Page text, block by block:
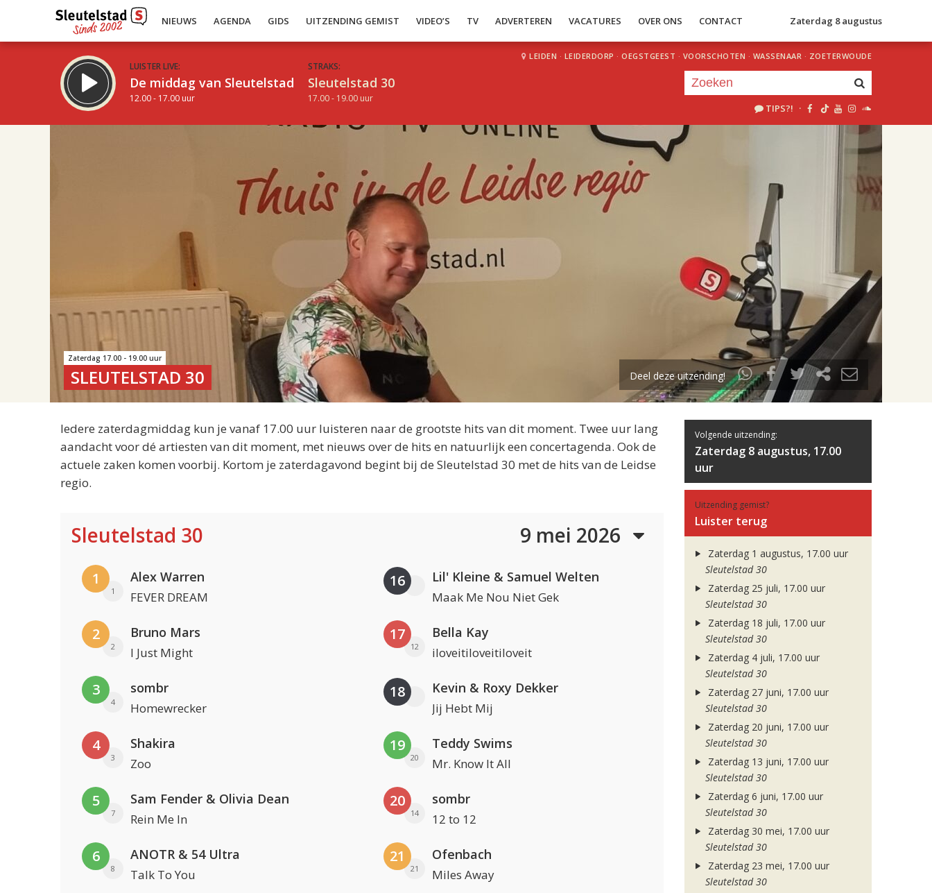
NIEUWS AGENDA GIDS UITZENDING GEMIST VIDEO’S TV ADVERTEREN VACATURES OVER ONS CONTACT Zaterdag 8 augustus
LUISTER LIVE:
De middag van Sleutelstad
12.00 - 17.00 uur
STRAKS:
Sleutelstad 30
17.00 - 19.00 uur
LEIDEN · LEIDERDORP · OEGSTGEEST · VOORSCHOTEN · WASSENAAR · ZOETERWOUDE
TIPS?! ·
uur 1 van 2
Volgend uur
Zaterdag 17.00 - 19.00 uur
SLEUTELSTAD 30 Deel deze uitzending!
Iedere zaterdagmiddag kun je vanaf 17.00 uur luisteren naar de grootste hits van dit moment. Twee uur lang
aandacht voor dé artiesten van dit moment, met nieuws over de hits en natuurlijk een concertagenda. Ook de
actuele zaken komen voorbij. Kortom je zaterdagavond begint bij de Sleutelstad 30 met de hits van de Leidse
regio.
Sleutelstad 30 9 mei 2026
1
1
Alex Warren
FEVER DREAM
2
2
Bruno Mars
I Just Might
3
4
sombr
Homewrecker
4
3
Shakira
Zoo
5
7
Sam Fender & Olivia Dean
Rein Me In
6
8
ANOTR & 54 Ultra
Talk To You
16 Lil' Kleine & Samuel Welten
Maak Me Nou Niet Gek
17
12
Bella Kay
iloveitiloveitiloveit
18 Kevin & Roxy Dekker
Jij Hebt Mij
19
20
Teddy Swims
Mr. Know It All
20
14
sombr
12 to 12
21
21
Ofenbach
Miles Away
Volgende uitzending:
Zaterdag 8 augustus, 17.00
uur
Uitzending gemist?
Luister terug
Zaterdag 1 augustus, 17.00 uur
Sleutelstad 30
Zaterdag 25 juli, 17.00 uur
Sleutelstad 30
Zaterdag 18 juli, 17.00 uur
Sleutelstad 30
Zaterdag 4 juli, 17.00 uur
Sleutelstad 30
Zaterdag 27 juni, 17.00 uur
Sleutelstad 30
Zaterdag 20 juni, 17.00 uur
Sleutelstad 30
Zaterdag 13 juni, 17.00 uur
Sleutelstad 30
Zaterdag 6 juni, 17.00 uur
Sleutelstad 30
Zaterdag 30 mei, 17.00 uur
Sleutelstad 30
Zaterdag 23 mei, 17.00 uur
Sleutelstad 30